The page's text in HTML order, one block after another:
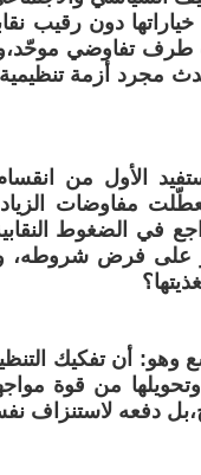
دون رقيب
طرف تفاوضي
مجرد أزمة
الأول من انقسام
مفاوضات
في الضغوط
على فرض شروطه،
أن تفكيك
من قوة
دفعه لاستنزاف